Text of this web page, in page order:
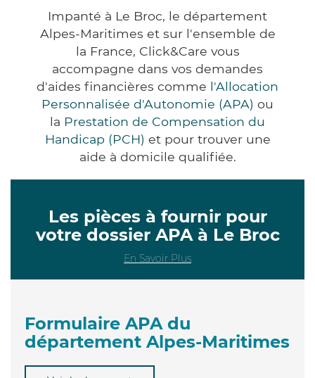
Impanté à Le Broc, le département
Alpes-Maritimes et sur l'ensemble de
la France, Click&Care vous
accompagne dans vos demandes
d'aides financières comme l'Allocation
Personnalisée d'Autonomie (APA) ou
la Prestation de Compensation du
Handicap (PCH) et pour trouver une
aide à domicile qualifiée.
Les pièces à fournir pour
votre dossier APA à Le Broc
En Savoir Plus
Formulaire APA du
département Alpes-Maritimes